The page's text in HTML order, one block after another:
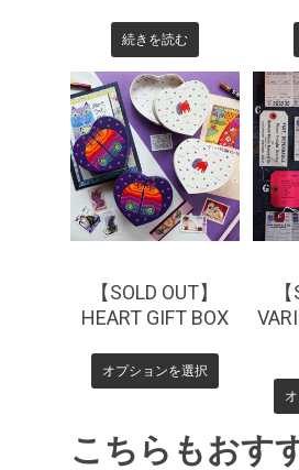
続きを読む
¥880
【SOLD OUT】
HEART GIFT BOX
オプションを選択
¥
こちらもおす